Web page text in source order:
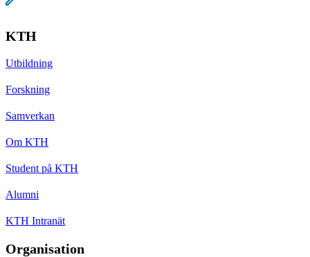
KTH
Utbildning
Forskning
Samverkan
Om KTH
Student på KTH
Alumni
KTH Intranät
Organisation